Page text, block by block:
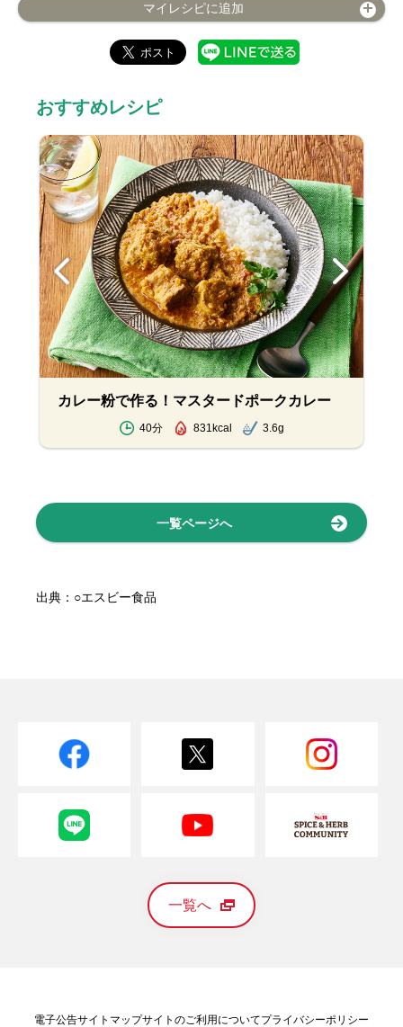
マイレシピに追加
おすすめレシピ
カレー粉で作る！マスタードポークカレー
40分 831kcal 3.6g
一覧ページへ
出典：○エスビー食品
一覧へ
電子公告サイトマップサイトのご利用についてプライバシーポリシー